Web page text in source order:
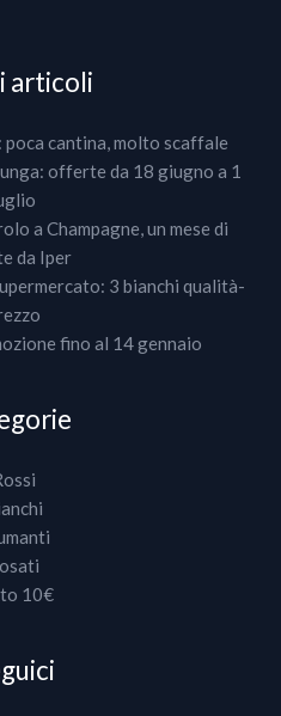
articoli
cantina, molto scaffale
offerte da 18 giugno a 1
a Champagne, un mese di
da Iper
3 bianchi qualità-
fino al 14 gennaio
10€